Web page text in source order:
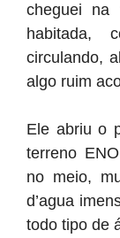
cheguei na
habitada,
circulando,
algo ruim
Ele abriu o
terreno
no meio,
d’agua
todo tipo de